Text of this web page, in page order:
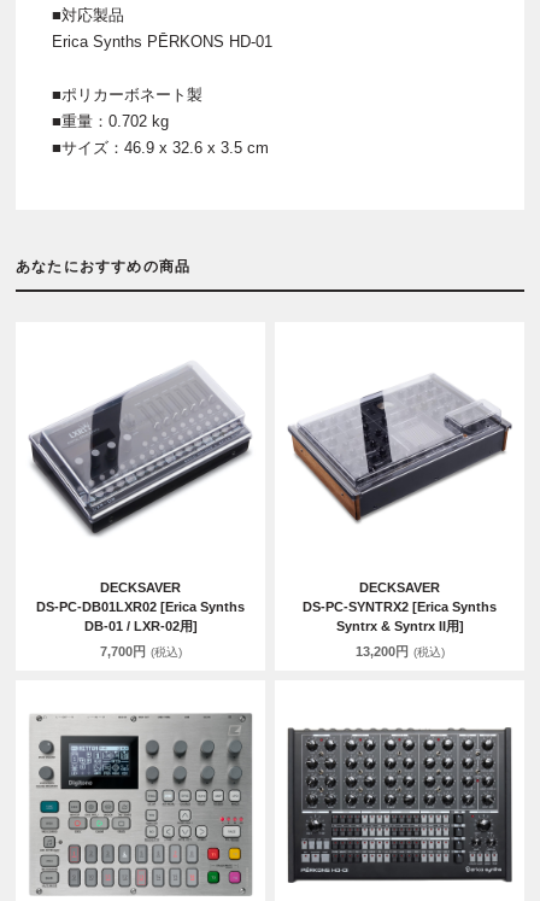
■対応製品
Erica Synths PĒRKONS HD-01
■ポリカーボネート製
■重量：0.702 kg
■サイズ：46.9 x 32.6 x 3.5 cm
あなたにおすすめの商品
DECKSAVER
DS-PC-DB01LXR02 [Erica Synths
DB-01 / LXR-02用]
7,700円 (税込)
DECKSAVER
DS-PC-SYNTRX2 [Erica Synths
Syntrx & Syntrx II用]
13,200円 (税込)